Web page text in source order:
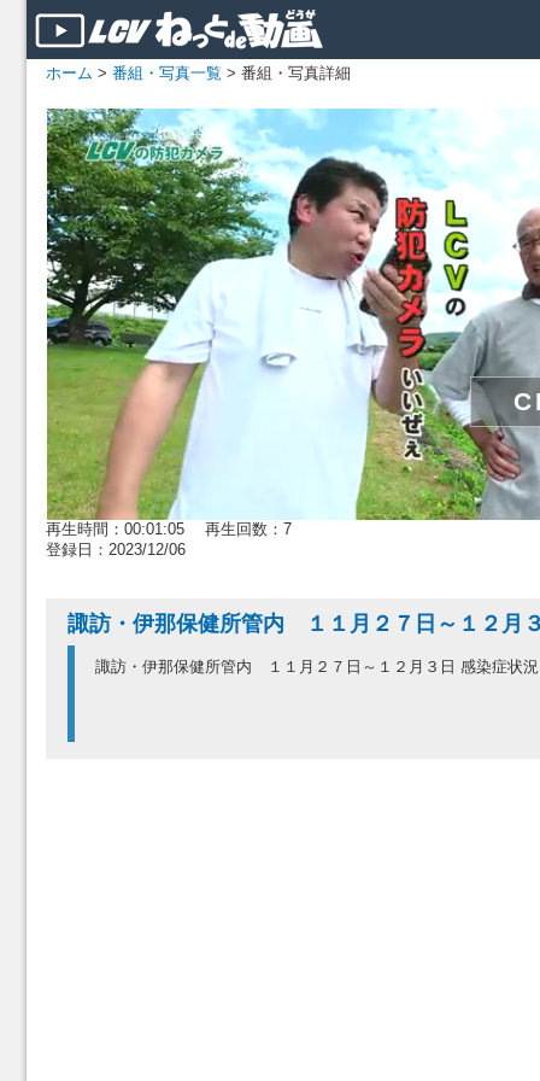
ホーム > 番組・写真一覧 > 番組・写真詳細
再生時間：00:01:05 再生回数：7
登録日：2023/12/06
諏訪・伊那保健所管内 １１月２７日～１２
諏訪・伊那保健所管内 １１月２７日～１２月３日 感染症